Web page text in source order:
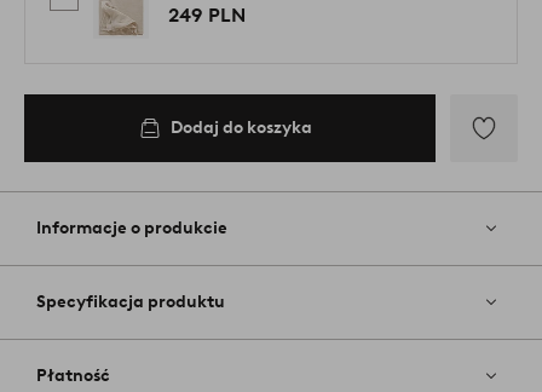
249 PLN
Dodaj do koszyka
do
Informacje o produkcie
Specyfikacja produktu
Płatność